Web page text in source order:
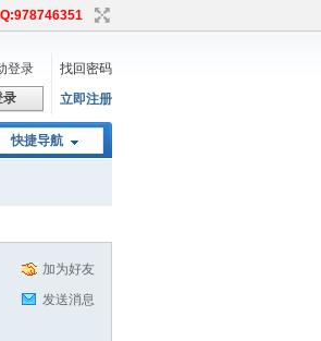
登录
找回密码
录 立即注册
快捷导航
加为好友
发送消息